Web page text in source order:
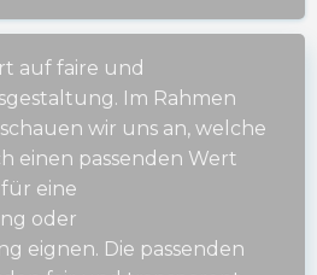
auf faire und
Im Rahmen
wir uns an, welche
einen passenden Wert
eine
oder
eignen. Die passenden